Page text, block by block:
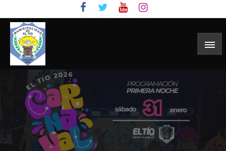
to
content